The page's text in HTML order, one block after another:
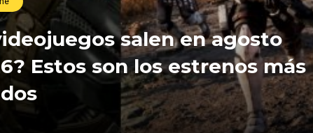
salen en agosto
Estos son los estrenos más